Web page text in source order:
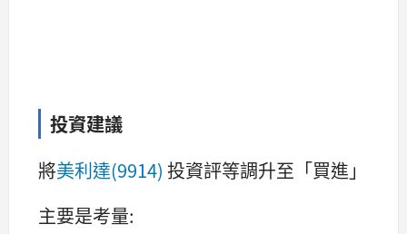
投資建議
將美利達(9914) 投資評等調升至「買進」
主要是考量: